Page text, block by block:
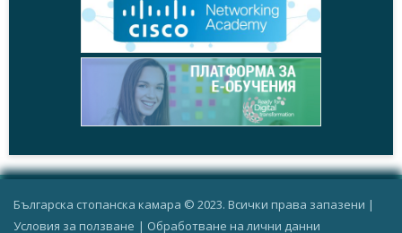
Българска стопанска камара © 2023. Всички права запазени |
Условия за ползване | Oбработване на лични данни